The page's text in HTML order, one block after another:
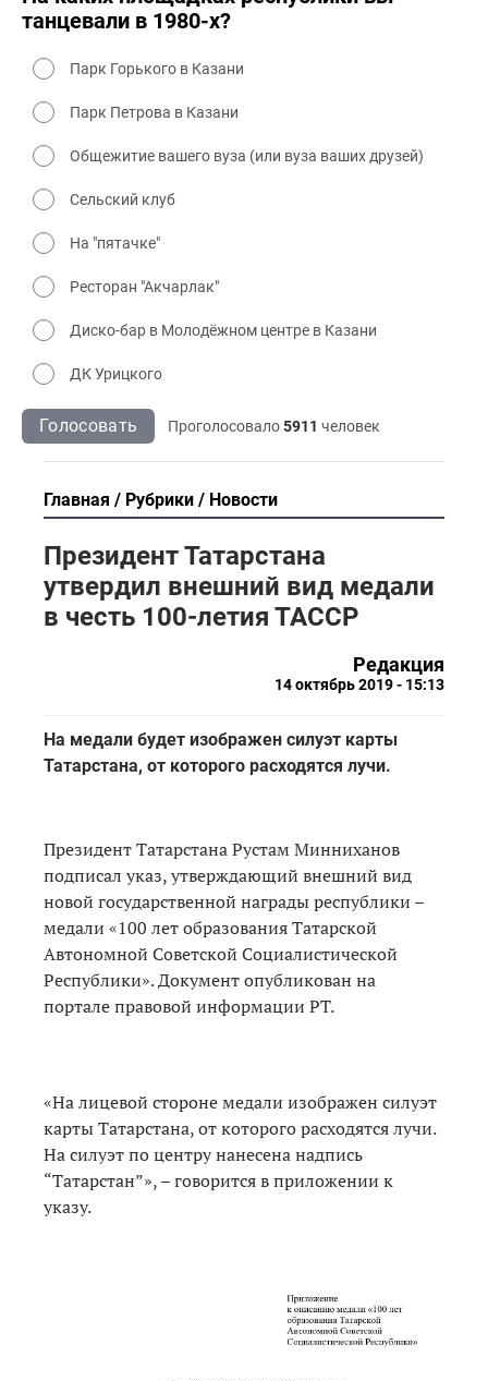
танцевали в 1980-х?
Парк Горького в Казани
Парк Петрова в Казани
Общежитие вашего вуза (или вуза ваших друзей)
Сельский клуб
На "пятачке"
Ресторан "Акчарлак"
Диско-бар в Молодёжном центре в Казани
ДК Урицкого
Голосовать Проголосовало5911 человек
Главная Рубрики Новости
Президент Татарстана
утвердил внешний вид медали
в честь 100-летия ТАССР
Редакция
14 октябрь 2019 - 15:13
На медали будет изображен силуэт карты
Татарстана, от которого расходятся лучи.
Президент Татарстана Рустам Минниханов
подписал указ, утверждающий внешний вид
новой государственной награды республики –
медали «100 лет образования Татарской
Автономной Советской Социалистической
Республики». Документ опубликован на
портале правовой информации РТ.
«На лицевой стороне медали изображен силуэт
карты Татарстана, от которого расходятся лучи.
На силуэт по центру нанесена надпись
“Татарстан”», – говорится в приложении к
указу.